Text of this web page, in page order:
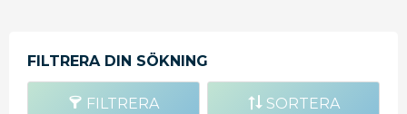
FILTRERA SORTERA